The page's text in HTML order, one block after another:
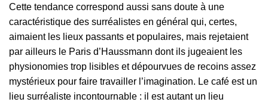
Cette tendance correspond aussi sans doute à une
caractéristique des surréalistes en général qui, certes,
aimaient les lieux passants et populaires, mais rejetaient
par ailleurs le Paris d’Haussmann dont ils jugeaient les
physionomies trop lisibles et dépourvues de recoins assez
mystérieux pour faire travailler l’imagination. Le café est un
lieu surréaliste incontournable : il est autant un lieu